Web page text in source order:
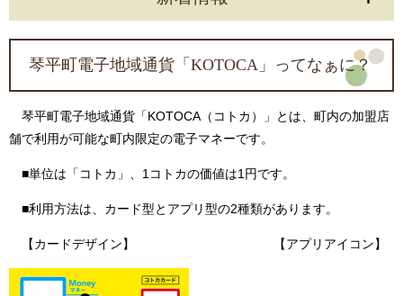
琴平町電子地域通貨「KOTOCA」ってなぁに？
琴平町電子地域通貨「KOTOCA（コトカ）」とは、町内の加盟店
舗で利用が可能な町内限定の電子マネーです。
■単位は「コトカ」、1コトカの価値は1円です。
■利用方法は、カード型とアプリ型の2種類があります。
【カードデザイン】 【アプリアイコン】